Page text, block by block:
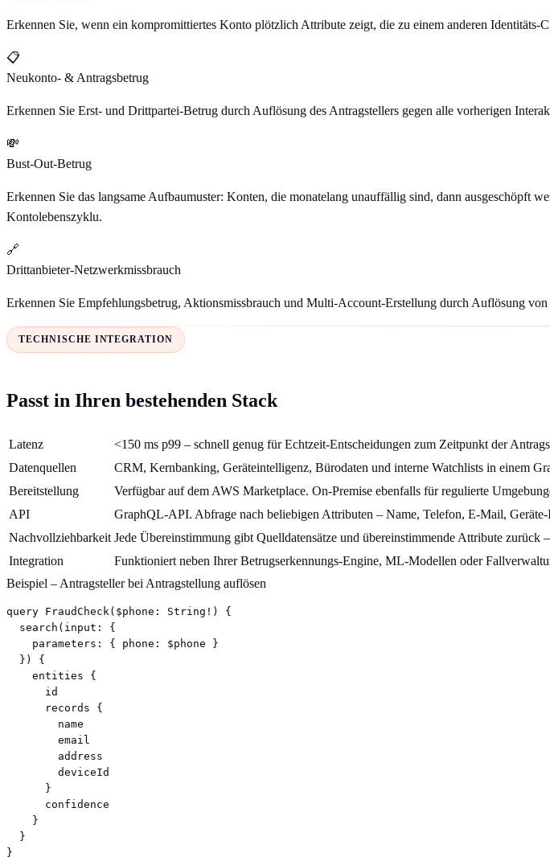
Erkennen Sie, wenn ein kompromittiertes Konto plötzlich Attribute zeigt, die zu einem anderen Identitäts-
📋
Neukonto- & Antragsbetrug
Erkennen Sie Erst- und Drittpartei-Betrug durch Auflösung des Antragstellers gegen alle vorherigen
💸
Bust-Out-Betrug
Erkennen Sie das langsame Aufbaumuster: Konten, die monatelang unauffällig sind, dann ausgeschöpft
Kontolebenszyklu.
🔗
Drittanbieter-Netzwerkmissbrauch
Erkennen Sie Empfehlungsbetrug, Aktionsmissbrauch und Multi-Account-Erstellung durch Auflösung
TECHNISCHE INTEGRATION
Passt in Ihren bestehenden Stack
Latenz
<150 ms p99 – schnell genug für Echtzeit-Entscheidungen zum Zeitpunkt der
Datenquellen
CRM, Kernbanking, Geräteintelligenz, Bürodaten und interne Watchlists in einem
Bereitstellung
Verfügbar auf dem AWS Marketplace. On-Premise ebenfalls für regulierte
API
GraphQL-API. Abfrage nach beliebigen Attributen – Name, Telefon, E-Mail,
Nachvollziehbarkeit Jede Übereinstimmung gibt Quelldatensätze und übereinstimmende Attribute
Integration
Funktioniert neben Ihrer Betrugserkennungs-Engine, ML-Modellen oder
Beispiel – Antragsteller bei Antragstellung auflösen
query FraudCheck($phone: String!) {
  search(input: {
    parameters: { phone: $phone }
  }) {
    entities {
      id
      records {
        name
        email
        address
        deviceId
      }
      confidence
    }
  }
}